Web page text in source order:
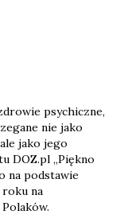
psychiczne,
nie jako
jako jego
DOZ.pl „Piękno
na podstawie
na